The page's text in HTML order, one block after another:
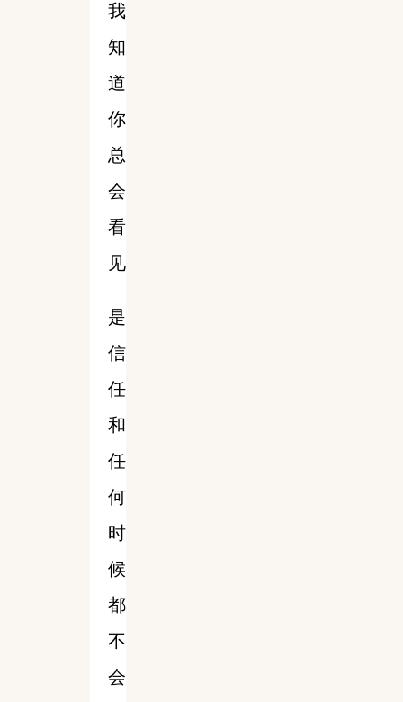
我
知
道
你
总
会
看
见
是
信
任
和
任
何
时
候
都
不
会